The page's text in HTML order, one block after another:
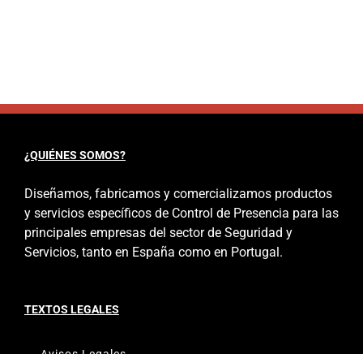
¿QUIÉNES SOMOS?
Diseñamos, fabricamos y comercializamos productos
y servicios específicos de Control de Presencia para las
principales empresas del sector de Seguridad y
Servicios, tanto en España como en Portugal.
TEXTOS LEGALES